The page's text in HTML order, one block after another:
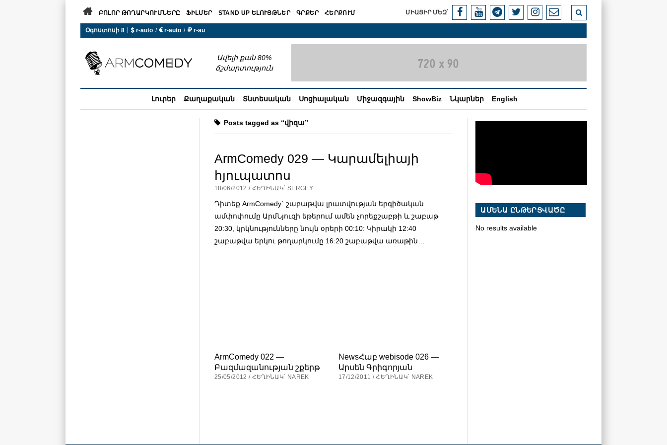
 ԲՈԼՈՐ ԹՈՂԱՐԿՈՒՄՆԵՐԸ ՖԻԼՄԵՐ STAND UP ԵԼՈՒՅԹՆԵՐ ԳՐՔԵՐ ՀԵՐՔՈՒՄ ՄԻԱՑԻՐ ՄԵԶ՝
Օգոստոսի 8 |  r-auto /  r-auto /  r-au
Ավելի քան 80%
ճշմարտություն
Լուրեր Քաղաքական Տնտեսական Սոցիալական Միջազգային ShowBiz Նկարներ English
Posts tagged as “վիզա”
ArmComedy 029 — Կարամելիայի
հյուպատոս
18/06/2012 / ՀԵՂԻՆԱԿ՝ SERGEY
Դիտեք ArmComedy` շաբաթվա լրատվության երգիծական
ամփոփումը ԱրմՆյուզի եթերում ամեն չորեքշաբթի և շաբաթ
20:30, կրկնությունները նույն օրերի 00:10: Կիրակի 12:40
շաբաթվա երկու թողարկումը 16:20 շաբաթվա առաթին…
ArmComedy 022 —
Բազմազանության շքերթ
25/05/2012 / ՀԵՂԻՆԱԿ՝ NAREK
NewsՀաբ webisode 026 —
Արսեն Գրիգորյան
17/12/2011 / ՀԵՂԻՆԱԿ՝ NAREK
ԱՄԵՆԱ ԸՆԹԵՐՑՎԱԾԸ
No results available